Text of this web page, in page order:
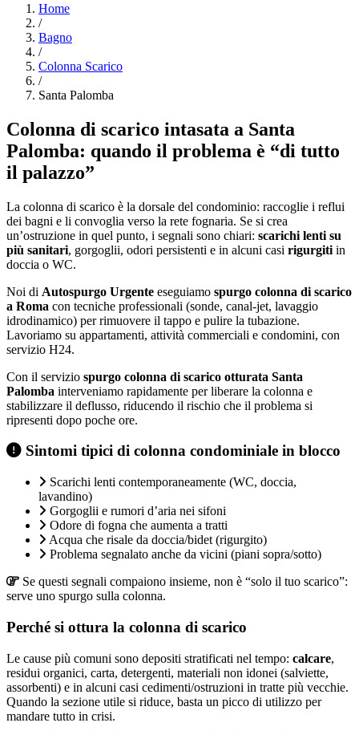
Home
/
Bagno
/
Colonna Scarico
/
Santa Palomba
Colonna di scarico intasata a Santa
Palomba: quando il problema è “di tutto
il palazzo”
La colonna di scarico è la dorsale del condominio: raccoglie i reflui
dei bagni e li convoglia verso la rete fognaria. Se si crea
un’ostruzione in quel punto, i segnali sono chiari: scarichi lenti su
più sanitari, gorgoglii, odori persistenti e in alcuni casi rigurgiti in
doccia o WC.
Noi di Autospurgo Urgente eseguiamo spurgo colonna di scarico
a Roma con tecniche professionali (sonde, canal-jet, lavaggio
idrodinamico) per rimuovere il tappo e pulire la tubazione.
Lavoriamo su appartamenti, attività commerciali e condomini, con
servizio H24.
Con il servizio spurgo colonna di scarico otturata Santa
Palomba interveniamo rapidamente per liberare la colonna e
stabilizzare il deflusso, riducendo il rischio che il problema si
ripresenti dopo poche ore.
Sintomi tipici di colonna condominiale in blocco
Scarichi lenti contemporaneamente (WC, doccia,
lavandino)
Gorgoglii e rumori d’aria nei sifoni
Odore di fogna che aumenta a tratti
Acqua che risale da doccia/bidet (rigurgito)
Problema segnalato anche da vicini (piani sopra/sotto)
Se questi segnali compaiono insieme, non è “solo il tuo scarico”:
serve uno spurgo sulla colonna.
Perché si ottura la colonna di scarico
Le cause più comuni sono depositi stratificati nel tempo: calcare,
residui organici, carta, detergenti, materiali non idonei (salviette,
assorbenti) e in alcuni casi cedimenti/ostruzioni in tratte più vecchie.
Quando la sezione utile si riduce, basta un picco di utilizzo per
mandare tutto in crisi.